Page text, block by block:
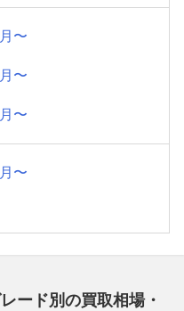
〜
〜
〜
〜
ード別の買取相場・